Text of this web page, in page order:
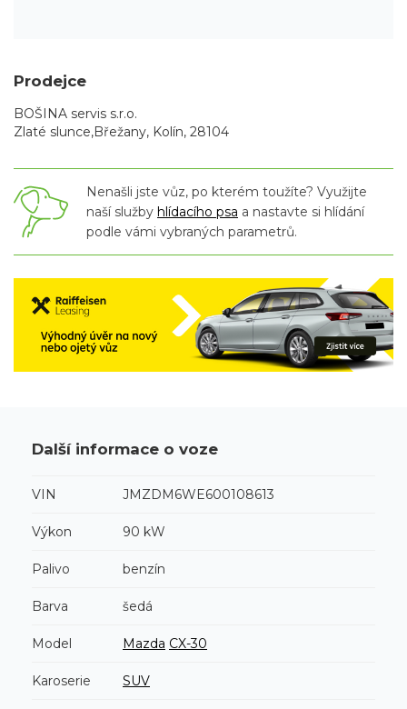
Prodejce
BOŠINA servis s.r.o.
Zlaté slunce,Břežany, Kolín, 28104
Nenašli jste vůz, po kterém toužíte? Využijte
naší služby hlídacího psa a nastavte si hlídání
podle vámi vybraných parametrů.
Další informace o voze
VIN JMZDM6WE600108613
Výkon 90 kW
Palivo benzín
Barva šedá
Model Mazda CX-30
Karoserie SUV